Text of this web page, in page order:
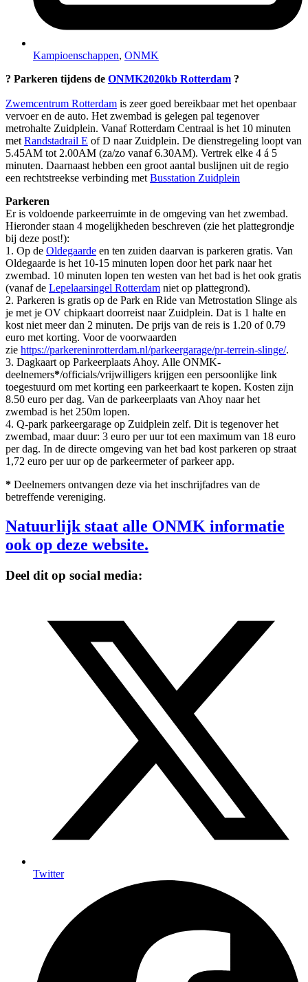
Kampioenschappen, ONMK
? Parkeren tijdens de ONMK2020kb Rotterdam ?
Zwemcentrum Rotterdam is zeer goed bereikbaar met het openbaar
vervoer en de auto. Het zwembad is gelegen pal tegenover
metrohalte Zuidplein. Vanaf Rotterdam Centraal is het 10 minuten
met Randstadrail E of D naar Zuidplein. De dienstregeling loopt van
5.45AM tot 2.00AM (za/zo vanaf 6.30AM). Vertrek elke 4 á 5
minuten. Daarnaast hebben een groot aantal buslijnen uit de regio
een rechtstreekse verbinding met Busstation Zuidplein
Parkeren
Er is voldoende parkeerruimte in de omgeving van het zwembad.
Hieronder staan 4 mogelijkheden beschreven (zie het plattegrondje
bij deze post!):
1. Op de Oldegaarde en ten zuiden daarvan is parkeren gratis. Van
Oldegaarde is het 10-15 minuten lopen door het park naar het
zwembad. 10 minuten lopen ten westen van het bad is het ook gratis
(vanaf de Lepelaarsingel Rotterdam niet op plattegrond).
2. Parkeren is gratis op de Park en Ride van Metrostation Slinge als
je met je OV chipkaart doorreist naar Zuidplein. Dat is 1 halte en
kost niet meer dan 2 minuten. De prijs van de reis is 1.20 of 0.79
euro met korting. Voor de voorwaarden
zie https://parkereninrotterdam.nl/parkeergarage/pr-terrein-slinge/.
3. Dagkaart op Parkeerplaats Ahoy. Alle ONMK-
deelnemers*/officials/vrijwilligers krijgen een persoonlijke link
toegestuurd om met korting een parkeerkaart te kopen. Kosten zijn
8.50 euro per dag. Van de parkeerplaats van Ahoy naar het
zwembad is het 250m lopen.
4. Q-park parkeergarage op Zuidplein zelf. Dit is tegenover het
zwembad, maar duur: 3 euro per uur tot een maximum van 18 euro
per dag. In de directe omgeving van het bad kost parkeren op straat
1,72 euro per uur op de parkeermeter of parkeer app.
* Deelnemers ontvangen deze via het inschrijfadres van de
betreffende vereniging.
Natuurlijk staat alle ONMK informatie
ook op deze website.
Deel dit op social media:
Twitter